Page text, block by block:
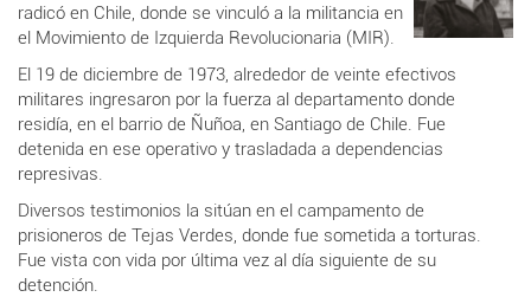
radicó en Chile, donde se vinculó a la militancia en
el Movimiento de Izquierda Revolucionaria (MIR).
El 19 de diciembre de 1973, alrededor de veinte efectivos
militares ingresaron por la fuerza al departamento donde
residía, en el barrio de Ñuñoa, en Santiago de Chile. Fue
detenida en ese operativo y trasladada a dependencias
represivas.
Diversos testimonios la sitúan en el campamento de
prisioneros de Tejas Verdes, donde fue sometida a torturas.
Fue vista con vida por última vez al día siguiente de su
detención.